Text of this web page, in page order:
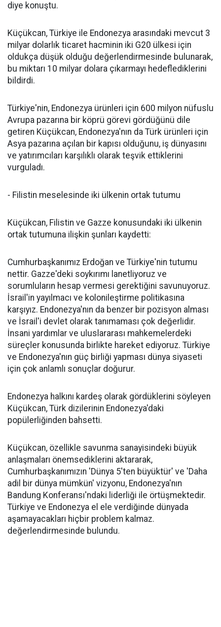
diye konuştu.
Küçükcan, Türkiye ile Endonezya arasındaki mevcut 3
milyar dolarlık ticaret hacminin iki G20 ülkesi için
oldukça düşük olduğu değerlendirmesinde bulunarak,
bu miktarı 10 milyar dolara çıkarmayı hedeflediklerini
bildirdi.
Türkiye'nin, Endonezya ürünleri için 600 milyon nüfuslu
Avrupa pazarına bir köprü görevi gördüğünü dile
getiren Küçükcan, Endonezya'nın da Türk ürünleri için
Asya pazarına açılan bir kapısı olduğunu, iş dünyasını
ve yatırımcıları karşılıklı olarak teşvik ettiklerini
vurguladı.
- Filistin meselesinde iki ülkenin ortak tutumu
Küçükcan, Filistin ve Gazze konusundaki iki ülkenin
ortak tutumuna ilişkin şunları kaydetti:
Cumhurbaşkanımız Erdoğan ve Türkiye'nin tutumu
nettir. Gazze'deki soykırımı lanetliyoruz ve
sorumluların hesap vermesi gerektiğini savunuyoruz.
İsrail'in yayılmacı ve kolonileştirme politikasına
karşıyız. Endonezya'nın da benzer bir pozisyon alması
ve İsrail'i devlet olarak tanımaması çok değerlidir.
İnsani yardımlar ve uluslararası mahkemelerdeki
süreçler konusunda birlikte hareket ediyoruz. Türkiye
ve Endonezya'nın güç birliği yapması dünya siyaseti
için çok anlamlı sonuçlar doğurur.
Endonezya halkını kardeş olarak gördüklerini söyleyen
Küçükcan, Türk dizilerinin Endonezya'daki
popülerliğinden bahsetti.
Küçükcan, özellikle savunma sanayisindeki büyük
anlaşmaları önemsediklerini aktararak,
Cumhurbaşkanımızın 'Dünya 5'ten büyüktür' ve 'Daha
adil bir dünya mümkün' vizyonu, Endonezya'nın
Bandung Konferansı'ndaki liderliği ile örtüşmektedir.
Türkiye ve Endonezya el ele verdiğinde dünyada
aşamayacakları hiçbir problem kalmaz.
değerlendirmesinde bulundu.​​​​​​​